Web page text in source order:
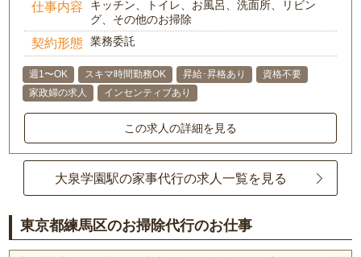
仕事内容
キッチン、トイレ、お風呂、洗面所、リビン
グ、その他のお掃除
契約形態 業務委託
週1〜OK スキマ時間勤務OK 昇給･昇格あり
資格不要
家政婦の求人
インセンティブあり
この求人の詳細を見る
大泉学園駅の家事代行の求人一覧を見る
東京都練馬区のお掃除代行のお仕事